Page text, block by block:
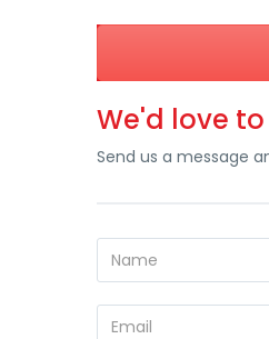
We'd love
Send us a message